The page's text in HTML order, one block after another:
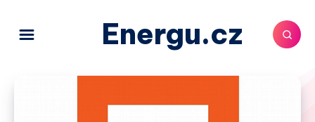
Energu.cz